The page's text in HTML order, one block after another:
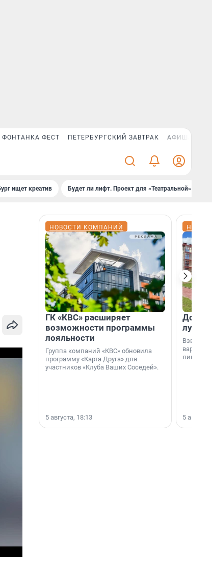
ФОНТАНКА ФЕСТ ПЕТЕРБУРГСКИЙ ЗАВТРАК АФИША PLUS
ищет креатив Будет ли лифт. Проект для «Театральной»
НОВОСТИ КОМПАНИЙ
ГК «КВС» расширяет
возможности программы
лояльности
Группа компаний «КВС» обновила
программу «Карта Друга» для
участников «Клуба Ваших Соседей».
5 августа, 18:13
Дом
лучше
лишнего
5